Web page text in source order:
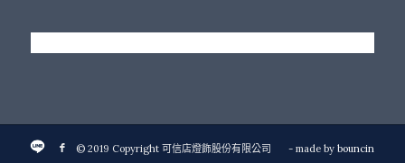
© 2019 Copyright 可信店燈飾股份有限公司 - made bybouncin